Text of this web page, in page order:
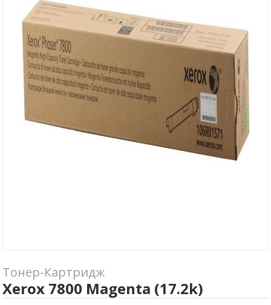
Тонер-Картридж
Xerox 7800 Magenta (17.2k)